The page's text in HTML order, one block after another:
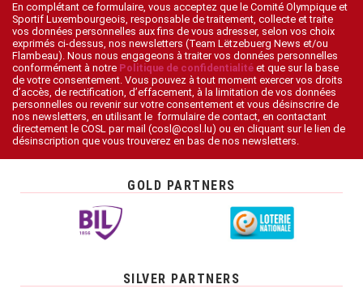
En complétant ce formulaire, vous acceptez que le Comité Olympique et
Sportif Luxembourgeois, responsable de traitement, collecte et traite
vos données personnelles aux fins de vous adresser, selon vos choix
exprimés ci-dessus, nos newsletters (Team Lëtzebuerg News et/ou
Flambeau). Nous nous engageons à traiter vos données personnelles
conformément à notre Politique de confidentialité et que sur la base
de votre consentement. Vous pouvez à tout moment exercer vos droits
d’accès, de rectification, d’effacement, à la limitation de vos données
personnelles ou revenir sur votre consentement et vous désinscrire de
nos newsletters, en utilisant le formulaire de contact, en contactant
directement le COSL par mail (cosl@cosl.lu) ou en cliquant sur le lien de
désinscription que vous trouverez en bas de nos newsletters.
GOLD PARTNERS
SILVER PARTNERS